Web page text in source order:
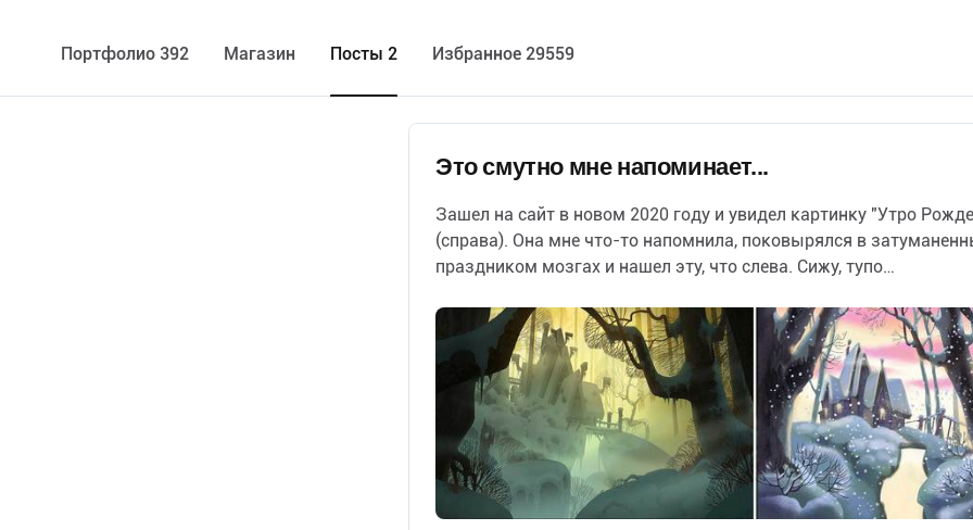
Портфолио 392 Maгазин Посты 2 Избранное 29559
Это смутно мне напоминает...
Зашел на сайт в новом 2020 году и увидел картинку "Утро
(справа). Она мне что-то напомнила, поковырялся в
праздником мозгах и нашел эту, что слева. Сижу, тупо…